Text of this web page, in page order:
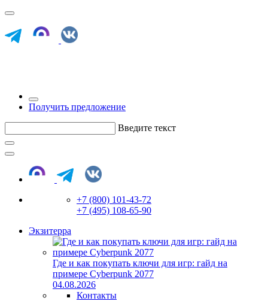
Получить предложение
Введите текст
+7 (800) 101-43-72
+7 (495) 108-65-90
Экзитерра
Где и как покупать ключи для игр: гайд на
примере Cyberpunk 2077
04.08.2026
Контакты